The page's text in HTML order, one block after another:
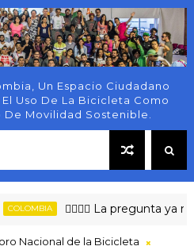
Un Espacio Ciudadano
Uso De La Bicicleta Como
De Movilidad Sostenible.
🚶‍♀️🚴‍♂️ La pregunta ya no
Nacional de la Bicicleta